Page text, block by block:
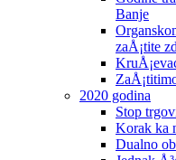
Banje
zaÅ¡tite
2020 godina
Stop
Korak ka
Dualno